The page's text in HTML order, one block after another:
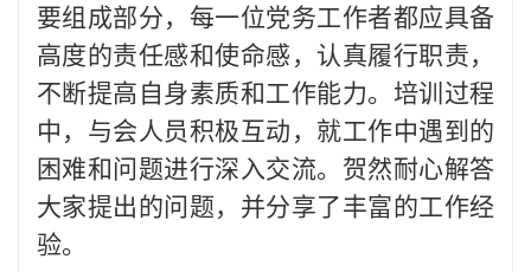
要组成部分，每一位党务工作者都应具备
高度的责任感和使命感，认真履行职责，
不断提高自身素质和工作能力。培训过程
中，与会人员积极互动，就工作中遇到的
困难和问题进行深入交流。贺然耐心解答
大家提出的问题，并分享了丰富的工作经
验。